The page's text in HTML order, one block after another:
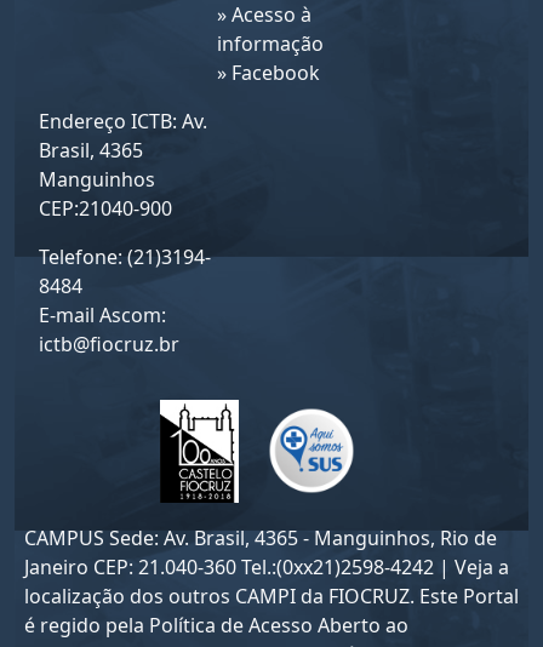
»Acesso à
informação
» Facebook
Endereço ICTB: Av.
Brasil, 4365
Manguinhos
CEP:21040-900
Telefone: (21)3194-
8484
E-mail Ascom:
ictb@fiocruz.br
CAMPUS Sede: Av. Brasil, 4365 - Manguinhos, Rio de
Janeiro CEP: 21.040-360 Tel.:(0xx21)2598-4242 | Veja a
localização dos outros CAMPI da FIOCRUZ. Este Portal
é regido pela Política de Acesso Aberto ao